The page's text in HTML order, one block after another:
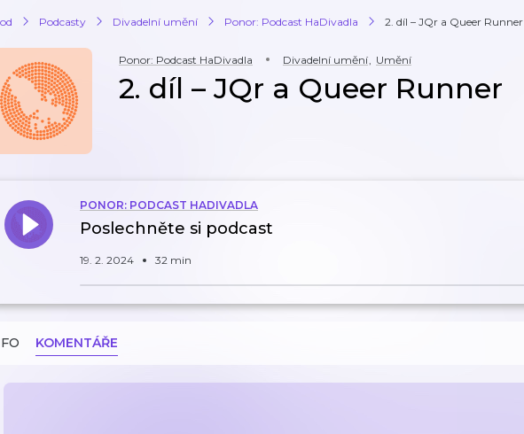
Podcasty Divadelní umění Ponor: Podcast HaDivadla 2. díl –⁠ JQr a Queer Runner
Ponor: Podcast HaDivadla Divadelní umění, Umění
2. díl –⁠ JQr a Queer Runner
PONOR: PODCAST HADIVADLA
Poslechněte si podcast
19. 2. 2024 32 min
KOMENTÁŘE